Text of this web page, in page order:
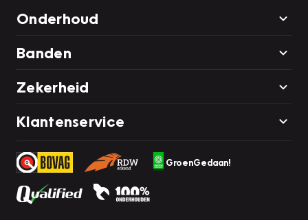
Onderhoud
Banden
Zekerheid
Klantenservice
GroenGedaan!